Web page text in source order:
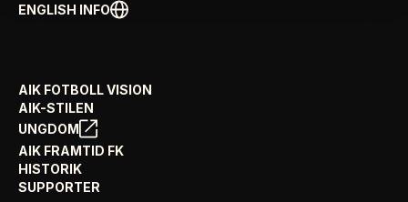
ENGLISH INFO
AIK FOTBOLL VISION
AIK-STILEN
UNGDOM
AIK FRAMTID FK
HISTORIK
SUPPORTER